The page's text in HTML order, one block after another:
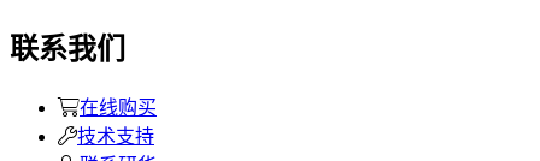
联系我们
在线购买
技术支持